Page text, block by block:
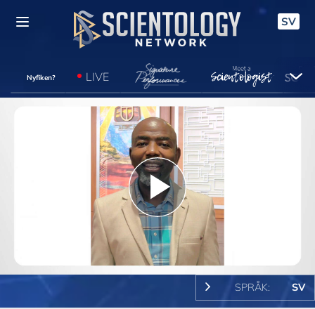
SV
Nyfiken? LIVE
Play
Video
SPRÅK: SV